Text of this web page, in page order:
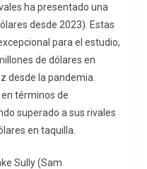
ha presentado una
desde 2023). Estas
para el estudio,
de dólares en
desde la pandemia.
términos de
superado a sus rivales
en taquilla.
Sully (Sam